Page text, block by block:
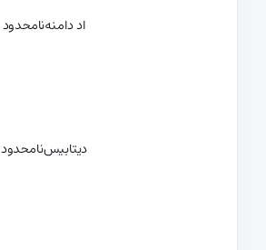
اد دامنهنامحدود
دیتابیسنامحدود